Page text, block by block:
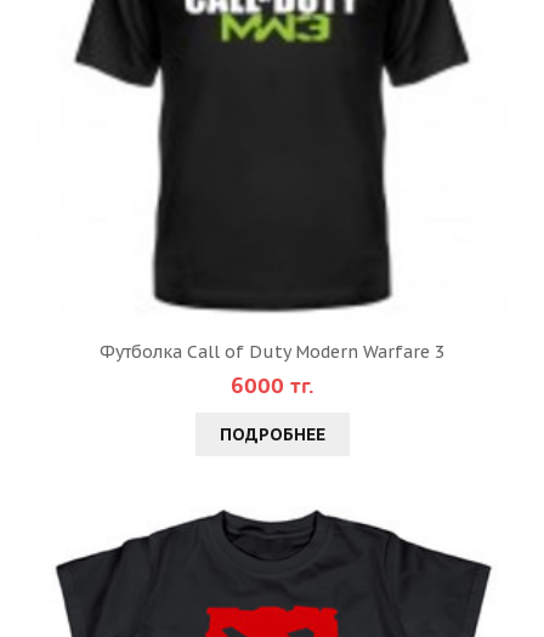
Футболка Call of Duty Modern Warfare 3
6000 тг.
ПОДРОБНЕЕ